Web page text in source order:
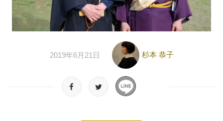
2019年6月21日 杉本 恭子